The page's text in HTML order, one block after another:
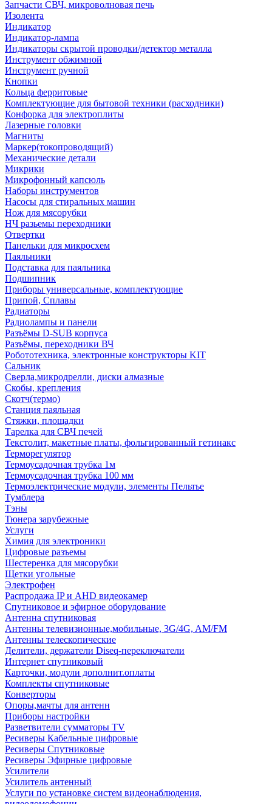
Запчасти СВЧ, микроволновая печь
Изолента
Индикатор
Индикатор-лампа
Индикаторы скрытой проводки/детектор металла
Инструмент обжимной
Инструмент ручной
Кнопки
Кольца ферритовые
Комплектующие для бытовой техники (расходники)
Конфорка для электроплиты
Лазерные головки
Магниты
Маркер(токопроводящий)
Механические детали
Микрики
Микрофонный капсюль
Наборы инструментов
Насосы для стиральных машин
Нож для мясорубки
НЧ разьемы переходники
Отвертки
Панельки для микросхем
Паяльники
Подставка для паяльника
Подшипник
Приборы универсальные, комплектующие
Припой, Сплавы
Радиаторы
Радиолампы и панели
Разъёмы D-SUB корпуса
Разъёмы, переходники ВЧ
Робототехника, электронные конструкторы KIT
Сальник
Сверла,микродрелли, диски алмазные
Скобы, крепления
Скотч(термо)
Станция паяльная
Стяжки, площадки
Тарелка для СВЧ печей
Текстолит, макетные платы, фольгированный гетинакс
Терморегулятор
Термоусадочная трубка 1м
Термоусадочная трубка 100 мм
Термоэлектрические модули, элементы Пельтье
Тумблера
Тэны
Тюнера зарубежные
Услуги
Химия для электроники
Цифровые разъемы
Шестеренка для мясорубки
Щетки угольные
Электрофен
Распродажа IP и AHD видеокамер
Спутниковое и эфирное оборудование
Антенна спутниковая
Антенны телевизионные,мобильные, 3G/4G, AM/FM
Антенны телескопические
Делители, держатели Diseq-переключатели
Интернет спутниковый
Карточки, модули дополнит.оплаты
Комплекты спутниковые
Конверторы
Опоры,мачты для антенн
Приборы настройки
Разветвители сумматоры TV
Ресиверы Кабельные цифровые
Ресиверы Спутниковые
Ресиверы Эфирные цифровые
Усилители
Усилитель антенный
Услуги по установке систем видеонаблюдения,